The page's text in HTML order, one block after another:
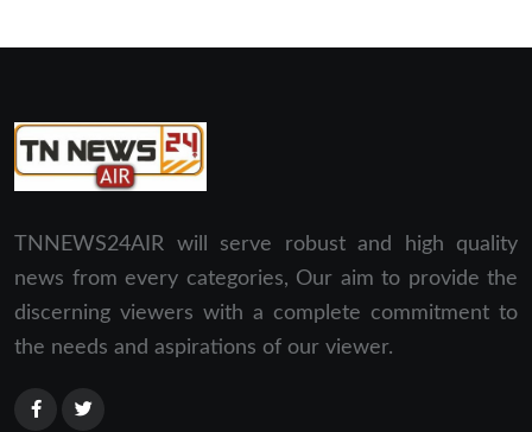
TNNEWS24AIR will serve robust and high quality
news from every categories, Our aim to provide the
discerning viewers with a complete commitment to
the needs and aspirations of our viewer.